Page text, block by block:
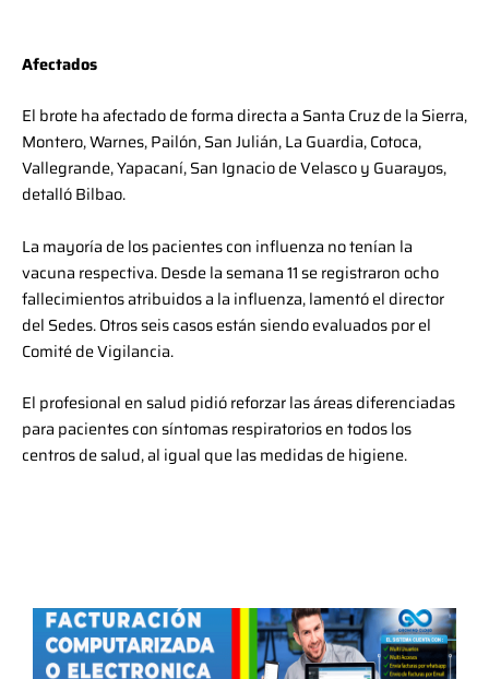
Afectados
El brote ha afectado de forma directa a Santa Cruz de la Sierra,
Montero, Warnes, Pailón, San Julián, La Guardia, Cotoca,
Vallegrande, Yapacaní, San Ignacio de Velasco y Guarayos,
detalló Bilbao.
La mayoría de los pacientes con influenza no tenían la
vacuna respectiva. Desde la semana 11 se registraron ocho
fallecimientos atribuidos a la influenza, lamentó el director
del Sedes. Otros seis casos están siendo evaluados por el
Comité de Vigilancia.
El profesional en salud pidió reforzar las áreas diferenciadas
para pacientes con síntomas respiratorios en todos los
centros de salud, al igual que las medidas de higiene.